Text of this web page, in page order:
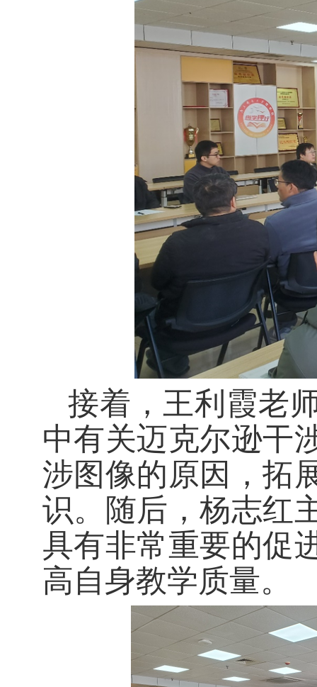
接着，王利霞老
中有关迈克尔逊干
涉图像的原因，拓
识。随后，杨志红
具有非常重要的促
高自身教学质量。